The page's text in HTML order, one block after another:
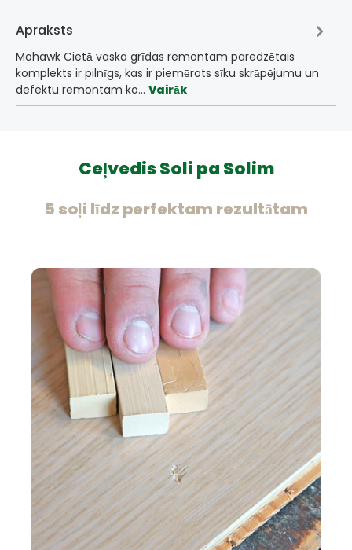
Apraksts
Mohawk Cietā vaska grīdas remontam paredzētais
komplekts ir pilnīgs, kas ir piemērots sīku skrāpējumu un
defektu remontam ko… Vairāk
Ceļvedis Soli pa Solim
5 soļi līdz perfektam rezultātam